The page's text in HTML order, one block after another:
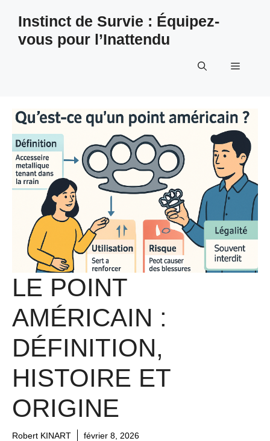
contenu
Instinct de Survie : Équipez-
vous pour l’Inattendu
Menu
LE POINT
AMÉRICAIN :
DÉFINITION,
HISTOIRE ET
ORIGINE
Robert KINART février 8, 2026